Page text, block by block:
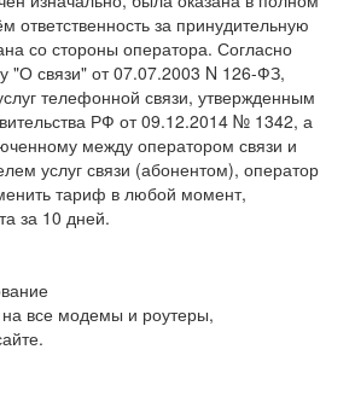
за принудительную
со стороны оператора. Согласно
"О связи" от 07.07.2003 N 126-ФЗ,
телефонной связи, утвержденным
РФ от 09.12.2014 № 1342, а
между оператором связи и
услуг связи (абонентом), оператор
тариф в любой момент,
за 10 дней.
все модемы и роутеры,